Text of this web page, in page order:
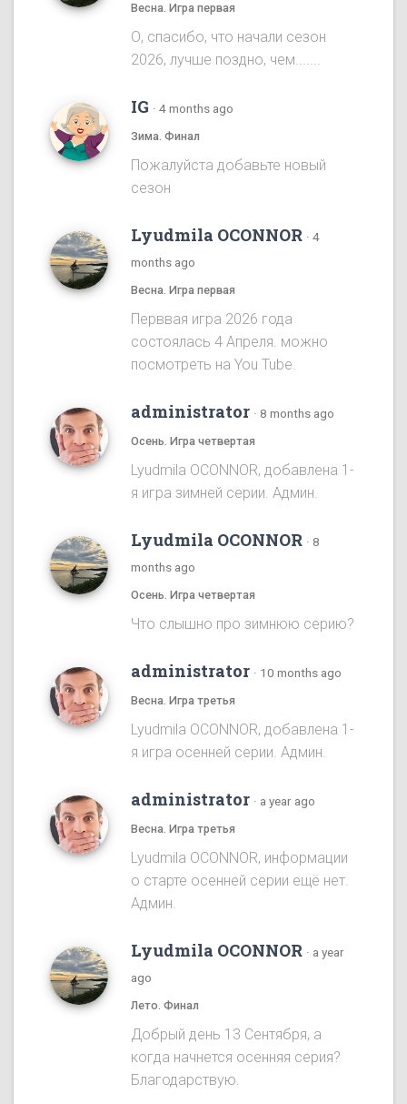
Весна. Игра первая
О, спасибо, что начали сезон
2026, лучше поздно, чем.......
IG · 4 months ago
Зима. Финал
Пожалуйста добавьте новый
сезон
Lyudmila OCONNOR · 4
months ago
Весна. Игра первая
Перввая игра 2026 года
состоялась 4 Апреля. можно
посмотреть на You Tube.
administrator · 8 months ago
Осень. Игра четвертая
Lyudmila OCONNOR, добавлена 1-
я игра зимней серии. Админ.
Lyudmila OCONNOR · 8
months ago
Осень. Игра четвертая
Что слышно про зимнюю серию?
administrator · 10 months ago
Весна. Игра третья
Lyudmila OCONNOR, добавлена 1-
я игра осенней серии. Админ.
administrator · a year ago
Весна. Игра третья
Lyudmila OCONNOR, информации
о старте осенней серии ещё нет.
Админ.
Lyudmila OCONNOR · a year
ago
Лето. Финал
Добрый день 13 Сентября, а
когда начнется осенняя серия?
Благодарствую.